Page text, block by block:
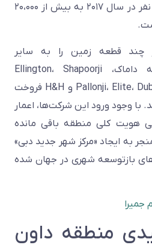
داون تاون از حدود ۱۳،۰۰۰ نفر در سال ۲۰۱۷ به بیش از ۲۰،۰۰۰
قطعه زمین را به سایر
توسعه‌دهندگان از جمله داماک، Ellington، Shapoorji
Pallonji، Elite، Dubai Properties، Binghatti و H&H فروخت
با وجود ورود این شرکت‌ها، اعمار
کلی منطقه باقی مانده
به ایجاد «مرکز شهر جدید دبی»
بازتوسعه شهری در جهان شده
منطقه داون